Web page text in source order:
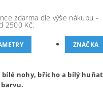
zdarma dle výše nákupu -
2500 Kč.
ZNAČKA
nohy, břicho a bílý